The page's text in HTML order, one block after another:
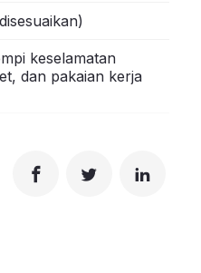
keselamatan
dan pakaian kerja